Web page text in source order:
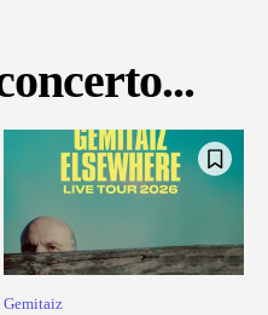
Gemitaiz